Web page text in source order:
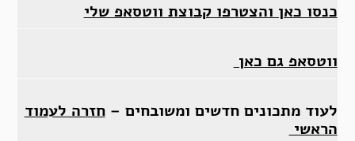
כנסו כאן והצטרפו קבוצת ווטסאפ שלי
ווטסאפ גם כאן
לעוד מתכונים חדשים ומשובחים –חזרה לעמוד
הראשי